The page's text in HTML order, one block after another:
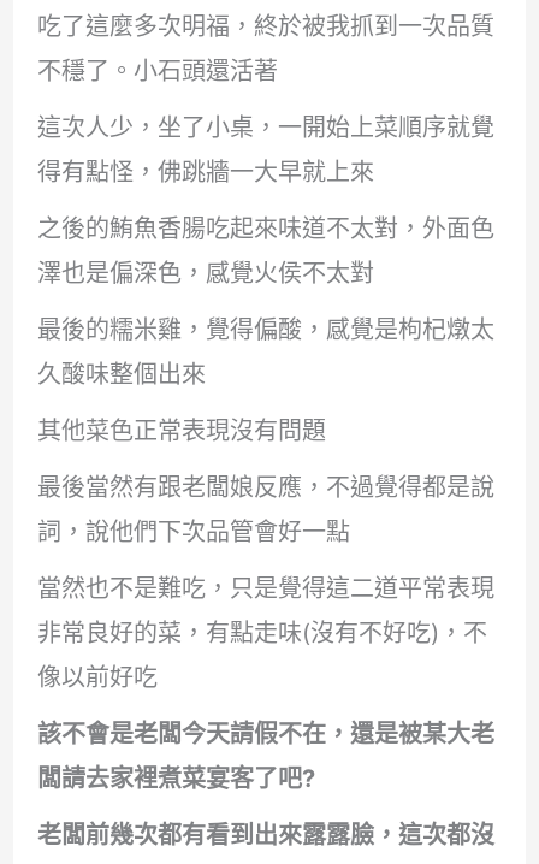
吃了這麼多次明福，終於被我抓到一次品質
不穩了。小石頭還活著
這次人少，坐了小桌，一開始上菜順序就覺
得有點怪，佛跳牆一大早就上來
之後的鮪魚香腸吃起來味道不太對，外面色
澤也是偏深色，感覺火侯不太對
最後的糯米雞，覺得偏酸，感覺是枸杞燉太
久酸味整個出來
其他菜色正常表現沒有問題
最後當然有跟老闆娘反應，不過覺得都是說
詞，說他們下次品管會好一點
當然也不是難吃，只是覺得這二道平常表現
非常良好的菜，有點走味(沒有不好吃)，不
像以前好吃
該不會是老闆今天請假不在，還是被某大老
闆請去家裡煮菜宴客了吧?
老闆前幾次都有看到出來露露臉，這次都沒